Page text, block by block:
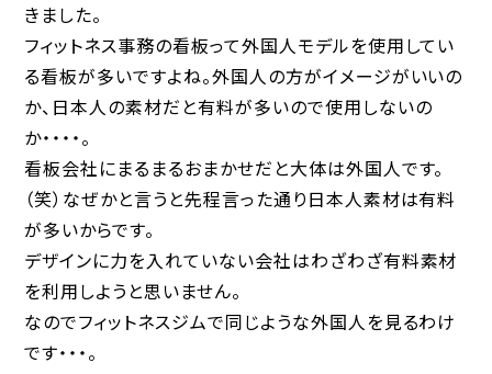
きました。
フィットネス事務の看板って外国人モデルを使用してい
る看板が多いですよね。外国人の方がイメージがいいの
か、日本人の素材だと有料が多いので使用しないの
か・・・・。
看板会社にまるまるおまかせだと大体は外国人です。
（笑）なぜかと言うと先程言った通り日本人素材は有料
が多いからです。
デザインに力を入れていない会社はわざわざ有料素材
を利用しようと思いません。
なのでフィットネスジムで同じような外国人を見るわけ
です・・・。